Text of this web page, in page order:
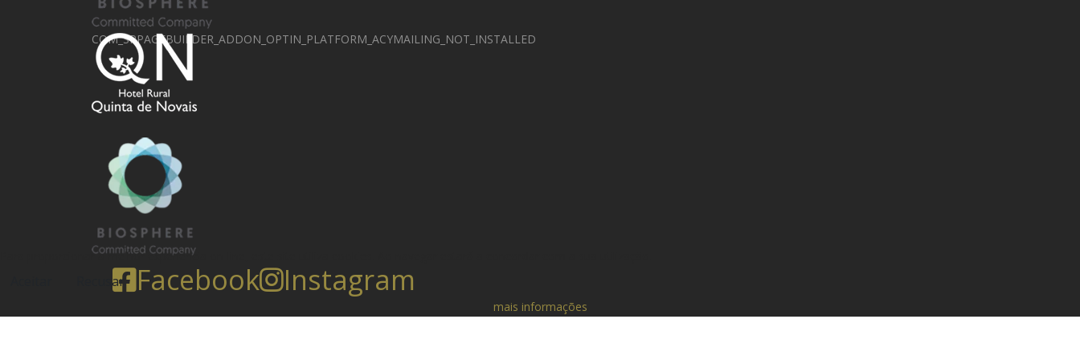
COM_SPPAGEBUILDER_ADDON_OPTIN_PLATFORM_ACYMAILING_NOT_INSTALLED
Facebook Instagram
Para proporcionar a melhor experiência on-line, este site utiliza cookies. Ao navegar estará a concordar com a sua utilização.
Recusar
mais informações